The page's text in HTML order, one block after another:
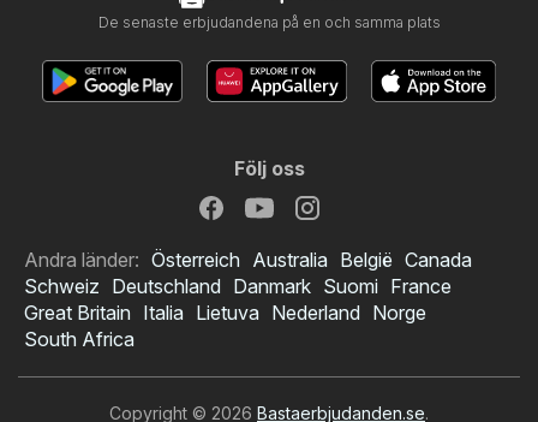
De senaste erbjudandena på en och samma plats
Följ oss
Andra länder: Österreich Australia België Canada
Schweiz Deutschland Danmark Suomi France
Great Britain Italia Lietuva Nederland Norge
South Africa
Copyright © 2026 Bastaerbjudanden.se.